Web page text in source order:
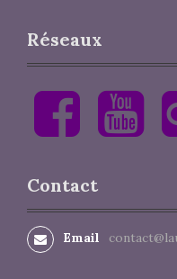
Réseaux
F
c
o
o
Y
u
e
Contact
Email